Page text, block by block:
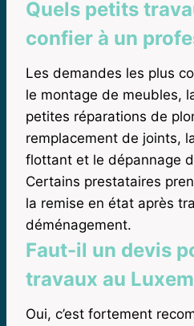
Quels petits
confier à un
Les demandes les plus
le montage de meubles,
petites réparations de
remplacement de joints,
flottant et le dépannage
Certains prestataires
la remise en état après
déménagement.
Faut-il un devis
travaux au
Oui, c’est fortement